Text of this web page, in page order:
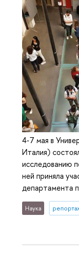
4-7 мая в
Италия)
исследованию
ней приняла
департамента
Наука